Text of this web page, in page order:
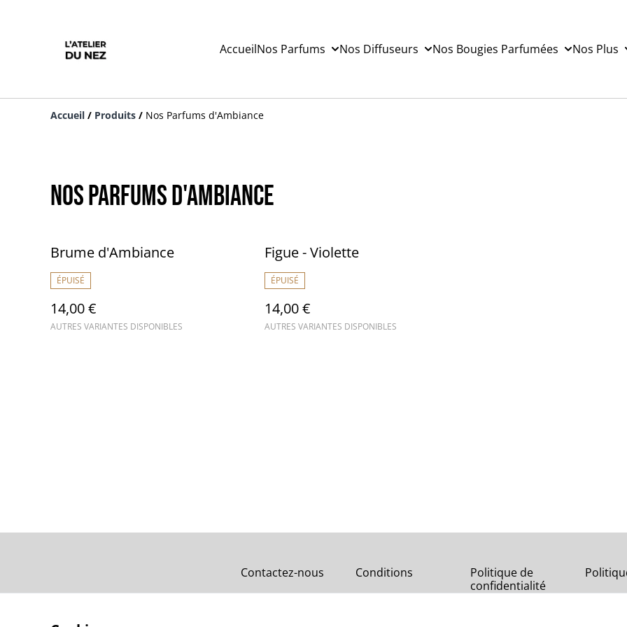
AccueilNos Parfums Nos Diffuseurs Nos Bougies Parfumées Nos Plus
Accueil / Produits / Nos Parfums d'Ambiance
Nos Parfums d'Ambiance
Brume d'Ambiance
ÉPUISÉ
14,00 €
AUTRES VARIANTES DISPONIBLES
Figue - Violette
ÉPUISÉ
14,00 €
AUTRES VARIANTES DISPONIBLES
Contactez-nous Conditions
Politique de
confidentialité